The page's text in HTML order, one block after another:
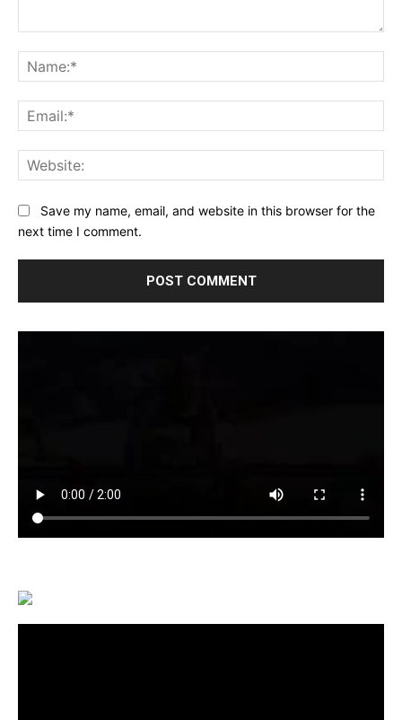
Save my name, email, and website in this browser for the
next time I comment.